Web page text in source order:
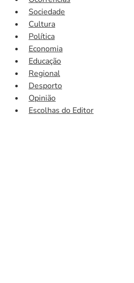
Sociedade
Cultura
Política
Economia
Educação
Regional
Desporto
Opinião
Escolhas do Editor